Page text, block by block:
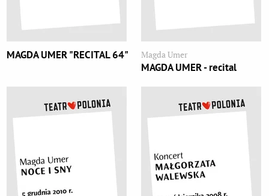
MAGDA UMER "RECITAL 64" Magda Umer
MAGDA UMER - recital